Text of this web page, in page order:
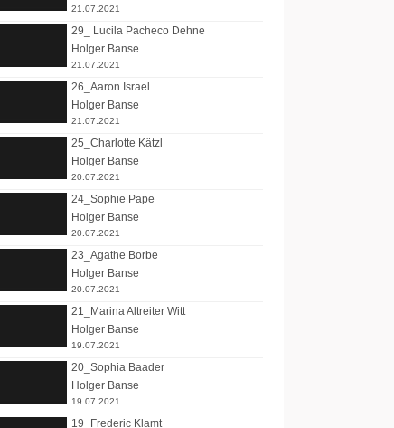
21.07.2021
29_ Lucila Pacheco Dehne
Holger Banse
21.07.2021
26_Aaron Israel
Holger Banse
21.07.2021
25_Charlotte Kätzl
Holger Banse
20.07.2021
24_Sophie Pape
Holger Banse
20.07.2021
23_Agathe Borbe
Holger Banse
20.07.2021
21_Marina Altreiter Witt
Holger Banse
19.07.2021
20_Sophia Baader
Holger Banse
19.07.2021
19_Frederic Klamt